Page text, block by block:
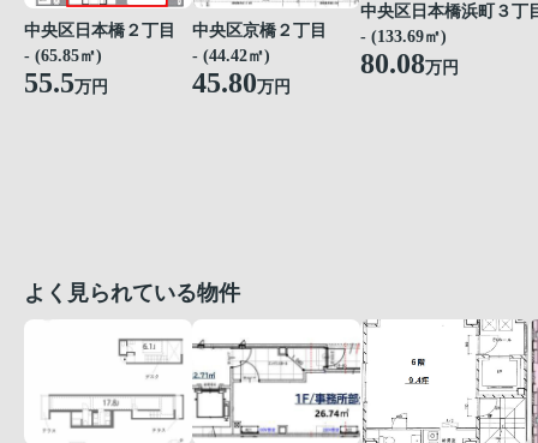
中央区日本橋２丁目
- (65.85㎡)
55.5万円
中央区京橋２丁目
- (44.42㎡)
45.80万円
中央区日本橋浜町３丁
- (133.69㎡)
80.08万円
よく見られている物件